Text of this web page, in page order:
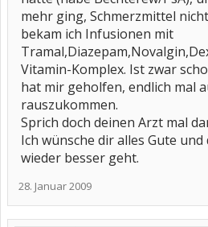
mehr ging, Schmerzmittel
bekam ich Infusionen mit
Vitamin-Komplex. Ist zwar
hat mir geholfen, endlich mal
rauszukommen.
Sprich doch deinen Arzt mal
Ich wünsche dir alles Gute und
wieder besser geht.
28. Januar 2009